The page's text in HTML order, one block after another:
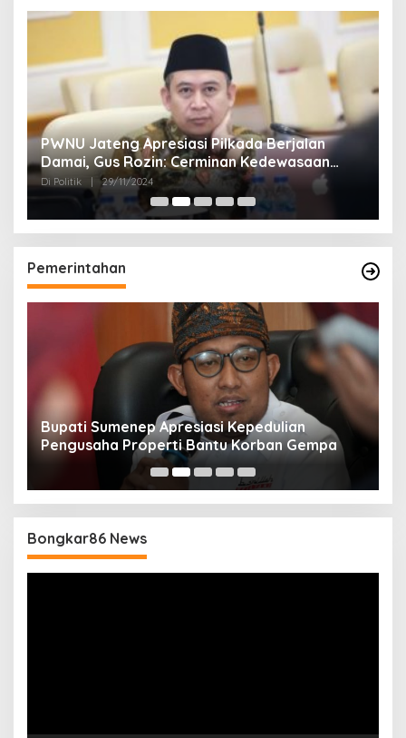
PWNU Jateng Apresiasi Pilkada Berjalan
Damai, Gus Rozin: Cerminan Kedewasaan
Politik Masyarakat
Di Politik 29/11/2024
Pemerintahan
Bupati Sumenep Apresiasi Kepedulian
Pengusaha Properti Bantu Korban Gempa
Bongkar86 News